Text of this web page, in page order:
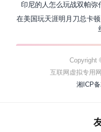
印尼的人怎么玩战双帕
在美国玩天涯明月刀总卡
Copyright
互联网虚拟专用
湘ICP